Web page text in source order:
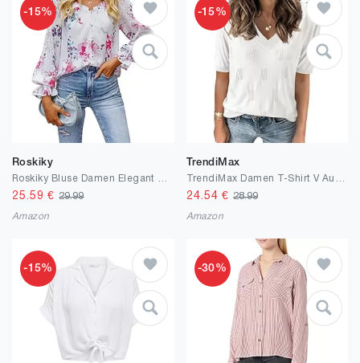
-15%
Roskiky
25.59 €29.99
Amazon
-15%
TrendiMax
24.54 € 28.99
Amazon
-15% -30%